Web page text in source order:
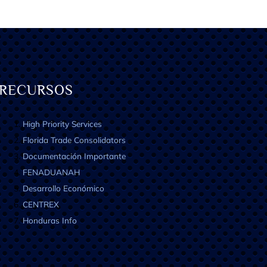
High Priority Services
Florida Trade Consolidators
Documentación Importante
FENADUANAH
Desarrollo Económico
CENTREX
Honduras Info